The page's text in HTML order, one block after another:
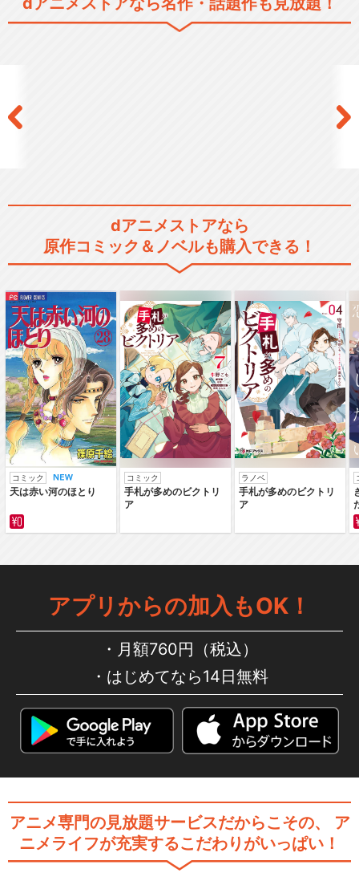
銀魂゜
銀魂 第295.5話 愛染香
篇・前編
篇・後編
銀魂.
劇場版 銀魂 新訳紅桜篇
劇場版銀魂 完結篇 万事屋よ永
dアニメストアなら
原作コミック＆ノベルも購入できる！
コミック
天は赤い河のほとり
コミック
手札が多めのビクトリ
ア
ラノベ
手札が多めのビクトリ
ア
アプリからの加入もOK！
月額760円（税込）
はじめてなら14日無料
アニメ専門の見放題サービスだからこその、
ア
ニメライフが充実するこだわりがいっぱい！